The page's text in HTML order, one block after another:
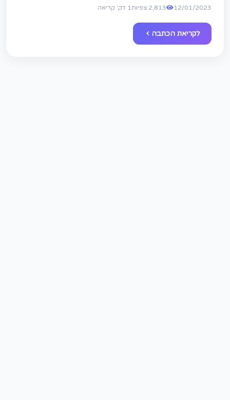
12/01/2023 2,813 צפיות 1 דק' קריאה
לקריאת הכתבה